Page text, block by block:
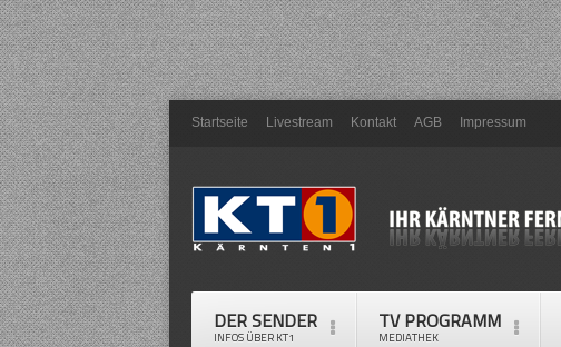
Startseite Livestream Kontakt AGB Impressum
DER SENDER
INFOS ÜBER KT1
TV PROGRAMM
MEDIATHEK